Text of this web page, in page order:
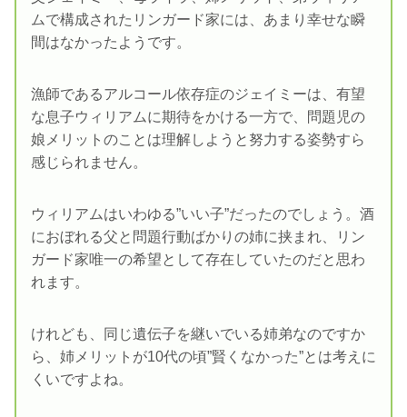
ムで構成されたリンガード家には、あまり幸せな瞬
間はなかったようです。
漁師であるアルコール依存症のジェイミーは、有望
な息子ウィリアムに期待をかける一方で、問題児の
娘メリットのことは理解しようと努力する姿勢すら
感じられません。
ウィリアムはいわゆる”いい子”だったのでしょう。酒
におぼれる父と問題行動ばかりの姉に挟まれ、リン
ガード家唯一の希望として存在していたのだと思わ
れます。
けれども、同じ遺伝子を継いでいる姉弟なのですか
ら、姉メリットが10代の頃”賢くなかった”とは考えに
くいですよね。